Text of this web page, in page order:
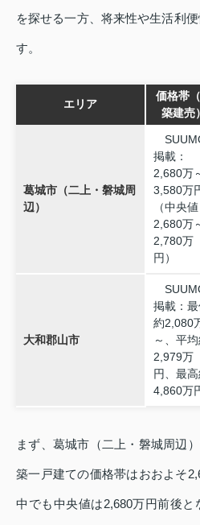
を探せる一方、将来性や生活利
す。
エリア
価格帯
築建売）
葛城市（二上・磐城周
辺）
掲載：
2,680万
3,580万
（中央
2,680万
2,780万
円）
大和郡山市
掲載：
約2,080
～、平
2,979万
円、最高
4,860万
まず、葛城市（二上・磐城周辺
築一戸建ての価格帯はおおよそ
中でも中央値は2,680万円前後